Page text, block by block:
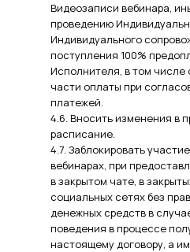
Видеозаписи вебинара,
проведению
Индивидуального
поступления 100%
Исполнителя, в том числе
части оплаты при
платежей.
4.6. Вносить изменения в
расписание.
4.7. Заблокировать
вебинарах, при
в закрытом чате, в
социальных сетях без
денежных средств в
поведения в процессе
настоящему договору, а